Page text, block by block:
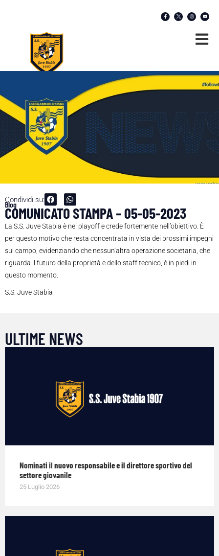
Condividi su:
Blog
COMUNICATO STAMPA – 05-05-2023
La S.S. Juve Stabia è nei playoff e crede fortemente nell’obiettivo. È
per questo motivo che resta concentrata in vista dei prossimi impegni
sul campo, evidenziando che nessun’altra operazione societaria, che
riguarda il futuro della proprietà e dello staff tecnico, è in piedi in
questo momento.
S.S. Juve Stabia
ULTIME NEWS
Nominati il nuovo responsabile e il direttore sportivo del
settore giovanile
25 Luglio 2026